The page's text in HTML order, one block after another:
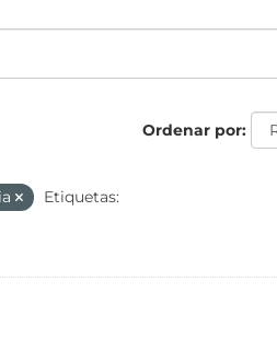
Ordenar por
Etiquetas: